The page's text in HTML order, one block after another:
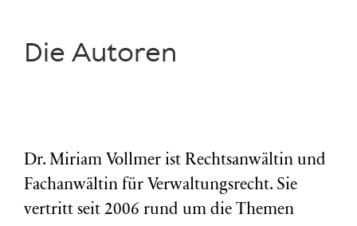
Die Autoren
Dr. Miriam Vollmer ist Rechtsanwältin und
Fachanwältin für Verwaltungsrecht. Sie
vertritt seit 2006 rund um die Themen